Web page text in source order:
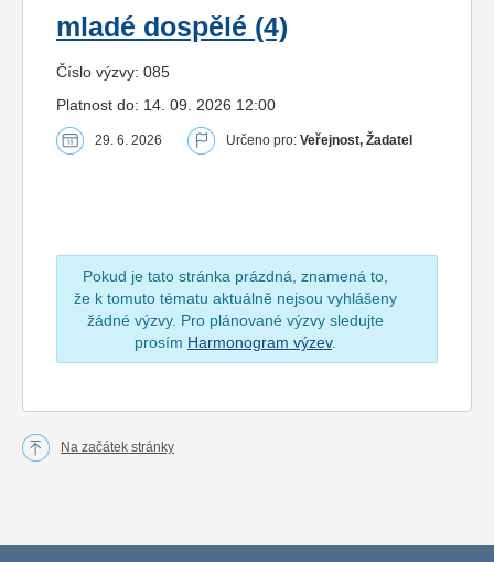
mladé dospělé (4)
Číslo výzvy: 085
Platnost do: 14. 09. 2026 12:00
29. 6. 2026 Určeno pro: Veřejnost, Žadatel
Pokud je tato stránka prázdná, znamená to,
že k tomuto tématu aktuálně nejsou vyhlášeny
žádné výzvy. Pro plánované výzvy sledujte
prosím Harmonogram výzev.
Na začátek stránky